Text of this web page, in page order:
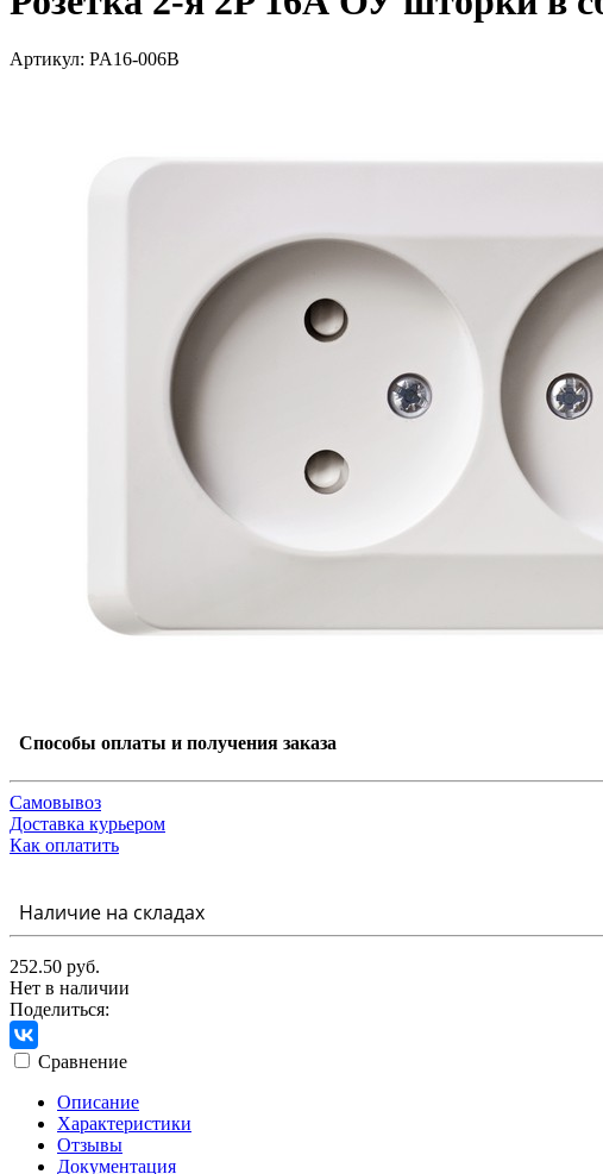
Артикул: PA16-006B
Способы оплаты и получения заказа
Самовывоз
Доставка курьером
Как оплатить
Наличие на складах
252.50 руб.
Нет в наличии
Поделиться:
Сравнение
Описание
Характеристики
Отзывы
Документация